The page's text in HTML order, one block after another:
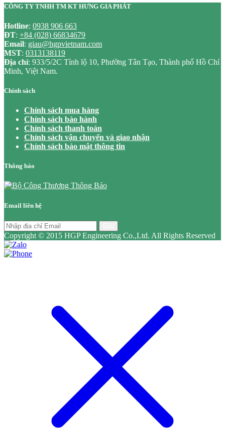
CÔNG TY TNHH TM KT HƯNG GIA PHÁT
Hotline: 0938 906 663
ĐT: +84 (028) 66834679
Email: giau@hgpvietnam.com
MST: 0313138119
Địa chỉ: 933/5/2C Tỉnh lộ 10, Phường Tân Tạo, Thành phố Hồ Chí
Minh, Việt Nam.
Chính sách
Chính sách mua hàng
Chính sách bảo hành
Chính sách thanh toán
Chính sách vận chuyển và giao nhận
Chính sách bảo mật thông tin
Thông báo
Email liên hệ
Copyright © 2015 HGP Engineering Co.,Ltd. All Rights Reserved